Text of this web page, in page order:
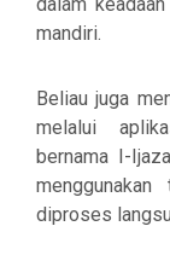
mandiri.
Beliau juga
melalui
bernama I-
diproses